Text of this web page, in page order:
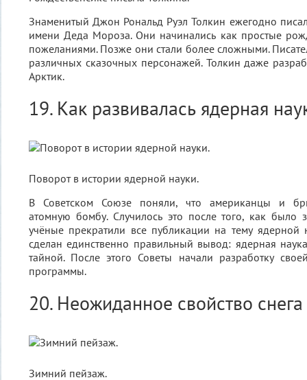
Знаменитый Джон Рональд Руэл Толкин ежегодно
имени Деда Мороза. Они начинались как простые
пожеланиями. Позже они стали более сложными.
различных сказочных персонажей. Толкин даже
Арктик.
19. Как развивалась ядерная
Поворот в истории ядерной науки.
В Советском Союзе поняли, что американцы и
атомную бомбу. Случилось это после того, как было
учёные прекратили все публикации на тему ядерной
сделан единственно правильный вывод: ядерная
тайной. После этого Советы начали разработку
программы.
20. Неожиданное свойство снега
Зимний пейзаж.